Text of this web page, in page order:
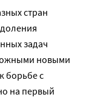
стран
задач
новыми
борьбе с
на первый